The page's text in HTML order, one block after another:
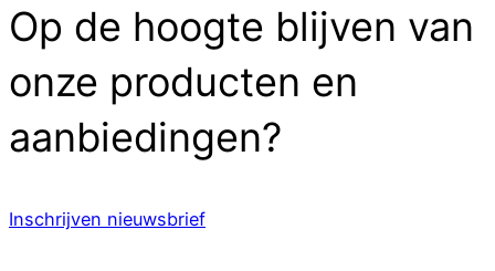
Op de hoogte blijven van
onze producten en
aanbiedingen?
Inschrijven nieuwsbrief